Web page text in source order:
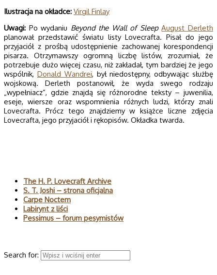
Ilustracja na okładce: Virgil Finlay
Uwagi: Po wydaniu Beyond the Wall of Sleep August Derleth
planował przedstawić światu listy Lovecrafta. Pisał do jego
przyjaciół z prośbą udostępnienie zachowanej korespondencji
pisarza. Otrzymawszy ogromną liczbę listów, zrozumiał, że
potrzebuje dużo więcej czasu, niż zakładał, tym bardziej że jego
wspólnik, Donald Wandrei, był niedostępny, odbywając służbę
wojskową. Derleth postanowił, że wyda swego rodzaju
„wypełniacz”, gdzie znajdą się różnorodne teksty – juwenilia,
eseje, wiersze oraz wspomnienia różnych ludzi, którzy znali
Lovecrafta. Prócz tego znajdziemy w książce liczne zdjęcia
Lovecrafta, jego przyjaciół i rękopisów. Okładka twarda.
The H. P. Lovecraft Archive
S. T. Joshi – strona oficjalna
Carpe Noctem
Labirynt z liści
Pessimus – forum pesymistów
Search for: